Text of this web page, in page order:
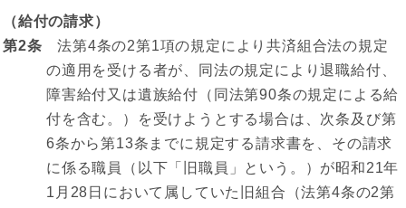
（給付の請求）
第2条 法第4条の2第1項の規定により共済組合法の規定
の適用を受ける者が、同法の規定により退職給付、
障害給付又は遺族給付（同法第90条の規定による給
付を含む。）を受けようとする場合は、次条及び第
6条から第13条までに規定する請求書を、その請求
に係る職員（以下「旧職員」という。）が昭和21年
1月28日において属していた旧組合（法第4条の2第